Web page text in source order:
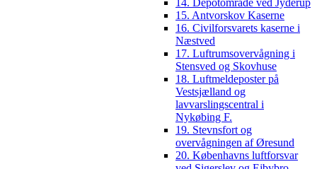
14. Depotområde ved Jyderup
15. Antvorskov Kaserne
16. Civilforsvarets kaserne i
Næstved
17. Luftrumsovervågning i
Stensved og Skovhuse
18. Luftmeldeposter på
Vestsjælland og
lavvarslingscentral i
Nykøbing F.
19. Stevnsfort og
overvågningen af Øresund
20. Københavns luftforsvar